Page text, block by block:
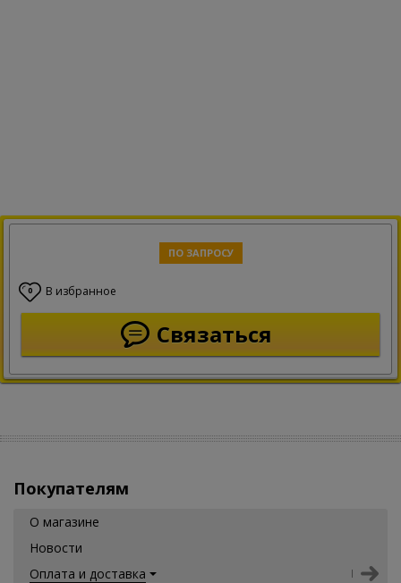
ПО ЗАПРОСУ
0 В избранное
Связаться
Покупателям
О магазине
Новости
Оплата и доставка